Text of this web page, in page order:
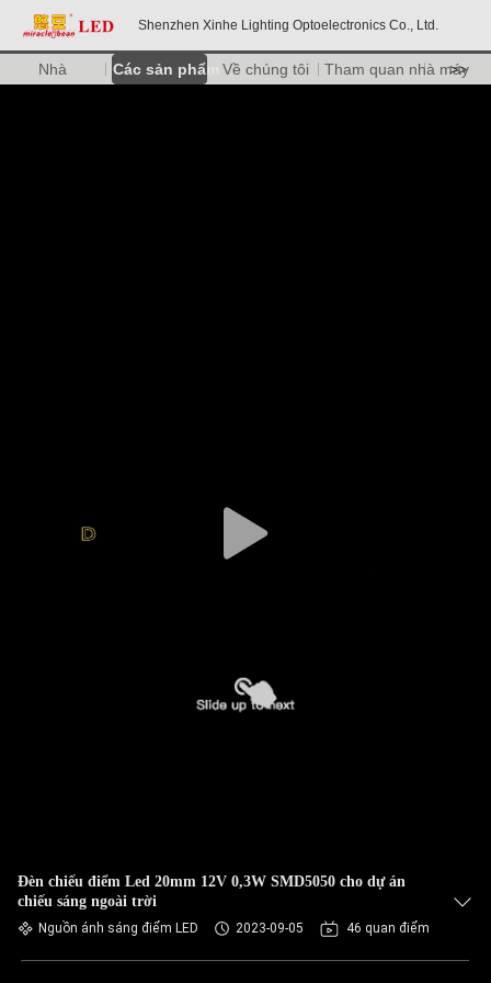
Shenzhen Xinhe Lighting Optoelectronics Co., Ltd.
Nhà Các sản phẩm Về chúng tôi Tham quan nhà máy
>>
Đèn chiếu điểm Led 20mm 12V 0,3W SMD5050 cho dự án
chiếu sáng ngoài trời
Nguồn ánh sáng điểm LED 2023-09-05 46 quan điểm